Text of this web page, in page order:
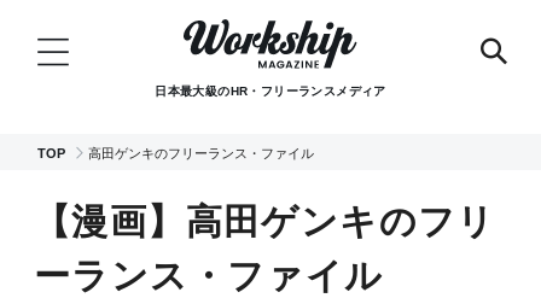
日本最大級のHR・フリーランスメディア
TOP 高田ゲンキのフリーランス・ファイル
【漫画】高田ゲンキのフリ
ーランス・ファイル